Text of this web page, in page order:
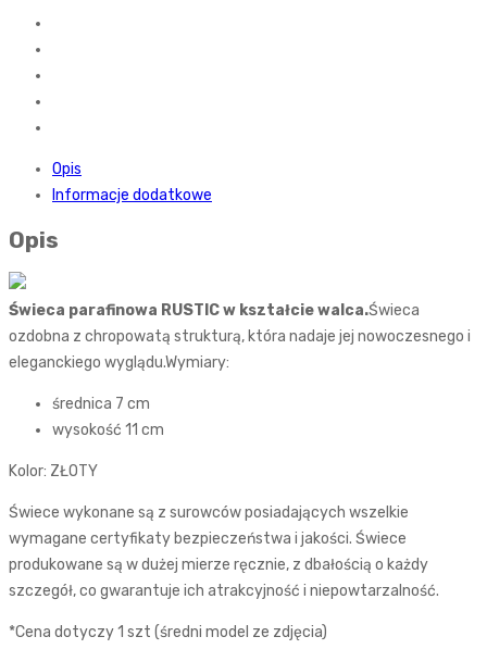
Opis
Informacje dodatkowe
Opis
Świeca parafinowa RUSTIC w kształcie walca.Świeca
ozdobna z chropowatą strukturą, która nadaje jej nowoczesnego i
eleganckiego wyglądu.Wymiary:
średnica 7 cm
wysokość 11 cm
Kolor: ZŁOTY
Świece wykonane są z surowców posiadających wszelkie
wymagane certyfikaty bezpieczeństwa i jakości. Świece
produkowane są w dużej mierze ręcznie, z dbałością o każdy
szczegół, co gwarantuje ich atrakcyjność i niepowtarzalność.
*Cena dotyczy 1 szt (średni model ze zdjęcia)